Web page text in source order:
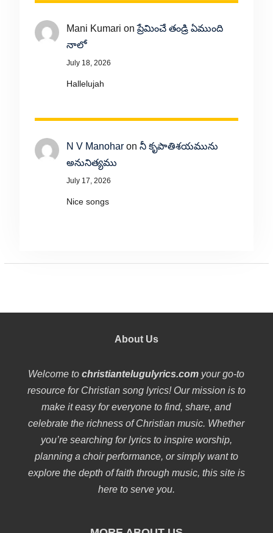
Mani Kumari onప్రేమించే తండ్రి ఏముంది
నాలో
July 18, 2026
Hallelujah
N V Manoharon నీ కృపాతిశయమును
అనునిత్యము
July 17, 2026
Nice songs
About Us
Welcome tochristiantelugulyrics.com your go-to
resource for Christian song lyrics! Our mission is to
make it easy for everyone to find, share, and
celebrate the richness of Christian music. Whether
you’re searching for lyrics to inspire worship,
planning a choir performance, or simply want to
explore the depth of faith through music, this site is
here to serve you.